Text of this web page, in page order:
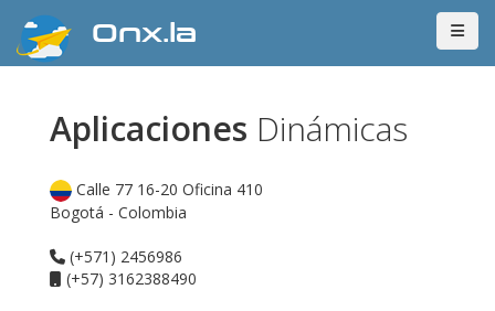
Onx.la
Aplicaciones Dinámicas
Calle 77 16-20 Oficina 410
Bogotá - Colombia
(+571) 2456986
(+57) 3162388490